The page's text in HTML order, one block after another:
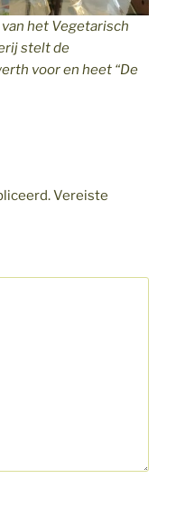
het Vegetarisch
stelt de
voor en heet “De
Vereiste